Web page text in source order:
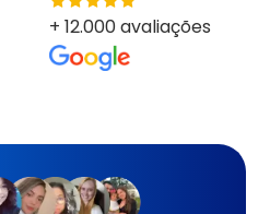
+ 12.000 avaliações